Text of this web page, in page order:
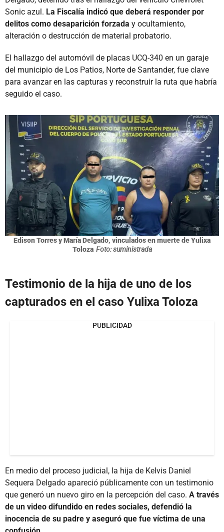
Sonic azul. La Fiscalía indicó que deberá responder por
delitos como desaparición forzada y ocultamiento,
alteración o destrucción de material probatorio.
El hallazgo del automóvil de placas UCQ-340 en un garaje
del municipio de Los Patios, Norte de Santander, fue clave
para avanzar en las capturas y reconstruir la ruta que habría
seguido el caso.
Edison Torres y María Delgado, vinculados en muerte de Yulixa
Toloza Foto: suministrada
Testimonio de la hija de uno de los
capturados en el caso Yulixa Toloza
PUBLICIDAD
En medio del proceso judicial, la hija de Kelvis Daniel
Sequera Delgado apareció públicamente con un testimonio
que generó un nuevo giro en la percepción del caso. A través
de un video difundido en redes sociales, defendió la
inocencia de su padre y aseguró que fue víctima de una